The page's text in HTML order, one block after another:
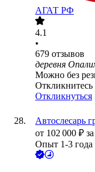
АГАТ РФ
4.1
•
679 отзывов
деревня
Можно без
Откликнуться
Автослесарь
от 102 000 ₽
Опыт 1-3 года